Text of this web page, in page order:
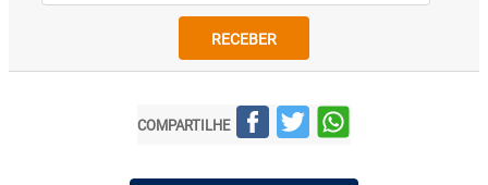
RECEBER
COMPARTILHE